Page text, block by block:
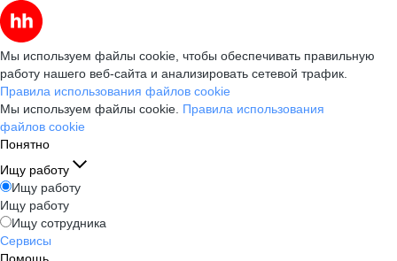
Мы используем файлы cookie, чтобы обеспечивать правильную
работу нашего веб-сайта и анализировать сетевой трафик.
Правила использования файлов cookie
Мы используем файлы cookie. Правила использования
файлов cookie
Понятно
Ищу работу
Ищу работу
Ищу работу
Ищу сотрудника
Сервисы